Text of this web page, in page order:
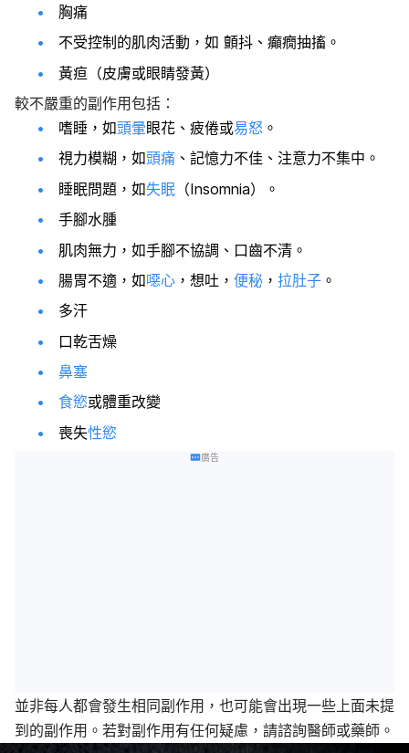
胸痛
不受控制的肌肉活動，如 顫抖、癲癇抽搐。
黃疸（皮膚或眼睛發黃）
較不嚴重的副作用包括：
嗜睡，如頭暈眼花、疲倦或易怒 。
視力模糊，如頭痛 、記憶力不佳、注意力不集中。
睡眠問題，如失眠 （Insomnia）。
手腳水腫
肌肉無力，如手腳不協調、口齒不清。
腸胃不適，如噁心 ，想吐， 便秘 ， 拉肚子 。
多汗
口乾舌燥
鼻塞
食慾或體重改變
喪失性慾
廣告
並非每人都會發生相同副作用，也可能會出現一些上面未提
到的副作用。若對副作用有任何疑慮，請諮詢醫師或藥師。